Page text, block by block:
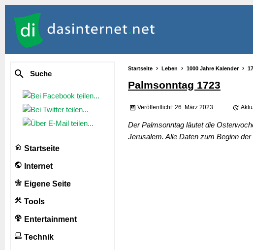
Suche
Startseite
Internet
Eigene Seite
Tools
Entertainment
Technik
Startseite Leben 1000 Jahre Kalender
Palmsonntag 1723
Veröffentlicht: 26. März 2023
Der Palmsonntag läutet die
Jerusalem. Alle Daten zum Beginn